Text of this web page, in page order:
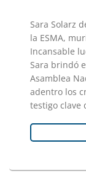
Sara Solarz
la ESMA,
Incansable
Sara brindó
Asamblea
adentro los
testigo clave